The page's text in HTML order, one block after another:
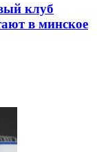
клуб
в минское